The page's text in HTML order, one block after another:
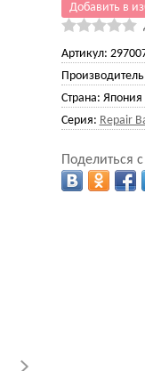
Добавить в
Артикул:
Страна: Япония
Серия: Repair
Поделиться